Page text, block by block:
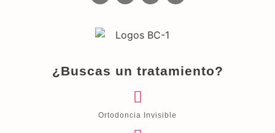
¿Buscas un tratamiento?
Ortodoncia Invisible